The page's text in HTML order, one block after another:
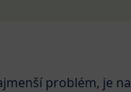
problém, je na